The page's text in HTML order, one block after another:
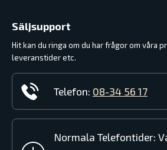
Säljsupport
Hit kan du ringa om du har frågor om våra
leveranstider etc.
Telefon: 08-34 56 17
Normala Telefontider: